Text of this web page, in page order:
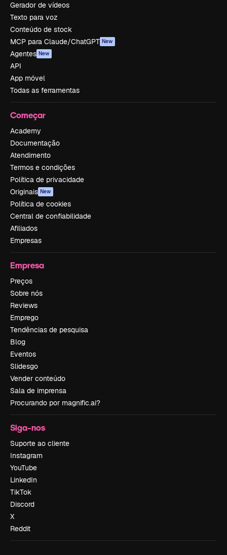
Gerador de vídeos
Texto para voz
Conteúdo de stock
MCP para Claude/ChatGPT New
Agentes New
API
App móvel
Todas as ferramentas
Começar
Academy
Documentação
Atendimento
Termos e condições
Política de privacidade
Originais New
Política de cookies
Central de confiabilidade
Afiliados
Empresas
Empresa
Preços
Sobre nós
Reviews
Emprego
Tendências de pesquisa
Blog
Eventos
Slidesgo
Vender conteúdo
Sala de imprensa
Procurando por magnific.ai?
Siga-nos
Suporte ao cliente
Instagram
YouTube
LinkedIn
TikTok
Discord
X
Reddit